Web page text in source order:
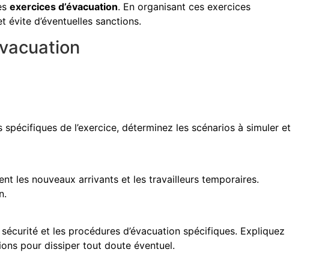
exercices d’évacuation. En organisant ces exercices
d’éventuelles sanctions.
de l’exercice, déterminez les scénarios à simuler et
les nouveaux arrivants et les travailleurs temporaires.
et les procédures d’évacuation spécifiques. Expliquez
pour dissiper tout doute éventuel.